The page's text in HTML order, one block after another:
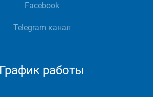
Facebook
Telegram канал
График работы